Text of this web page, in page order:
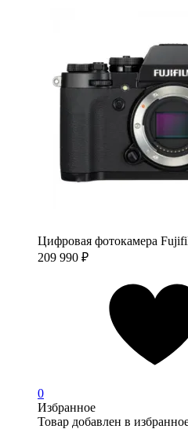
Цифровая фотокамера
209 990 ₽
0
Избранное
Товар добавлен в